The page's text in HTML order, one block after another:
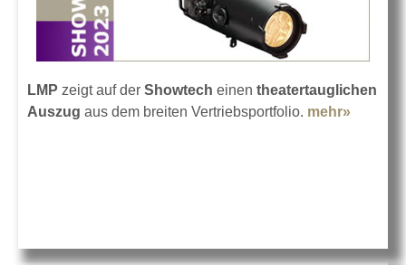
LMP zeigt auf der Showtech einen theatertauglichen
Auszug aus dem breiten Vertriebsportfolio. mehr»